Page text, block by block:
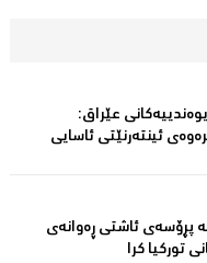
عێراق:
ئینتەرنێتی ئاسایی
پڕۆسەی ئاشتی ڕەوانەی
توركیا كرا